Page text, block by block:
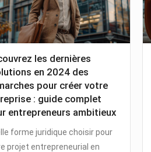
les dernières
en 2024 des
pour créer votre
: guide complet
entrepreneurs ambitieux
forme juridique choisir pour
projet entrepreneurial en